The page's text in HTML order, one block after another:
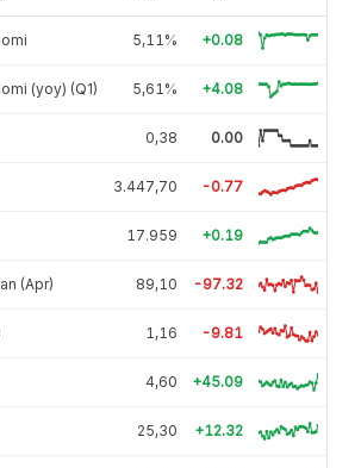
5,11% +0.08
(yoy) (Q1) 5,61% +4.08
0,38 0.00
3.447,70 -0.77
17.959 +0.19
(Apr) 89,10 -97.32
1,16 -9.81
4,60 +45.09
25,30 +12.32